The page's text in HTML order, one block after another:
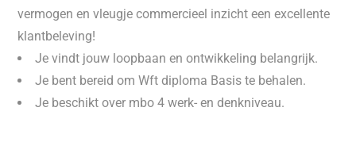
vermogen en vleugje commercieel inzicht een excellente
klantbeleving!
Je vindt jouw loopbaan en ontwikkeling belangrijk.
Je bent bereid om Wft diploma Basis te behalen.
Je beschikt over mbo 4 werk- en denkniveau.